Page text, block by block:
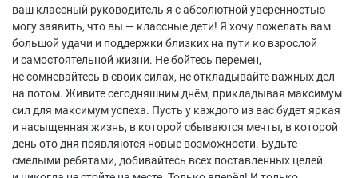
ваш классный руководитель я с абсолютной уверенностью
могу заявить, что вы — классные дети! Я хочу пожелать вам
большой удачи и поддержки близких на пути ко взрослой
и самостоятельной жизни. Не бойтесь перемен,
не сомневайтесь в своих силах, не откладывайте важных дел
на потом. Живите сегодняшним днём, прикладывая максимум
сил для максимум успеха. Пусть у каждого из вас будет яркая
и насыщенная жизнь, в которой сбываются мечты, в которой
день ото дня появляются новые возможности. Будьте
смелыми ребятами, добивайтесь всех поставленных целей